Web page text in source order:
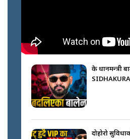
के
दोहोरो